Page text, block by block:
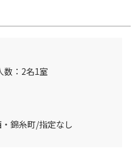
数：2名1室
錦糸町/指定なし